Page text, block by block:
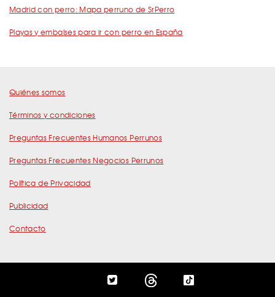
Madrid con perro: Mapa perruno de SrPerro
Playas y embalses para ir con perro en España
Quiénes somos
Términos y condiciones
Preguntas Frecuentes Humanos Perrunos
Preguntas Frecuentes Negocios Perrunos
Política de Privacidad
Publicidad
Contacto